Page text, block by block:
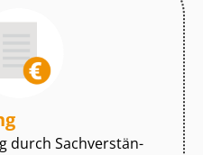
durch Sach­ver­stän­